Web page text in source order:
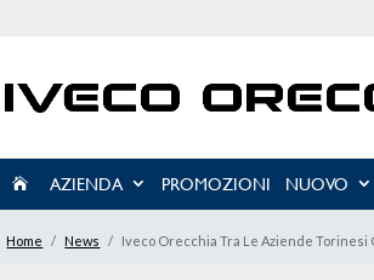
 AZIENDA PROMOZIONI NUOVO
Home / News / Iveco Orecchia Tra Le Aziende Torinesi